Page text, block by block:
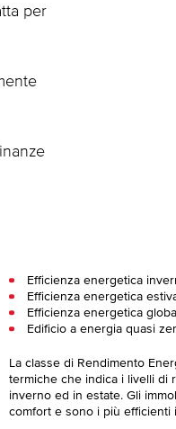
per
Efficienza energetica
Efficienza energetica
Efficienza energetica
Edificio a energia quasi
La classe di Rendimento
termiche che indica i livelli di
inverno ed in estate. Gli
comfort e sono i più efficienti